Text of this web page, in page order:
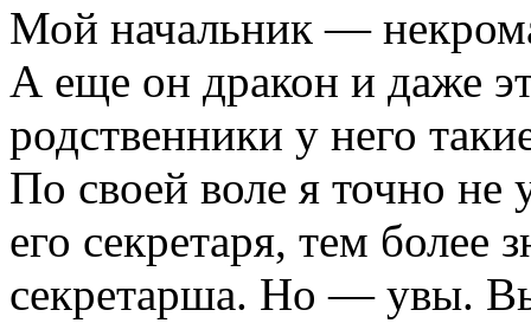
Мой начальник —
А еще он дракон и даже
родственники у него
По своей воле я точно не
его секретаря, тем более
секретарша. Но — увы.